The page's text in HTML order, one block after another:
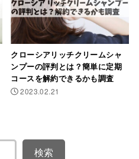
クローシアリッチクリームシャ
ンプーの評判とは？簡単に定期
コースを解約できるかも調査
2023.02.21
検索